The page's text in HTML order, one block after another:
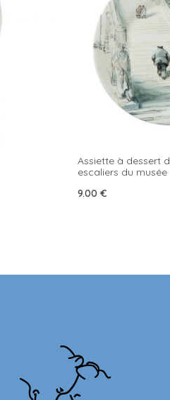
Assiette à dessert
escaliers du musée
9.00 €